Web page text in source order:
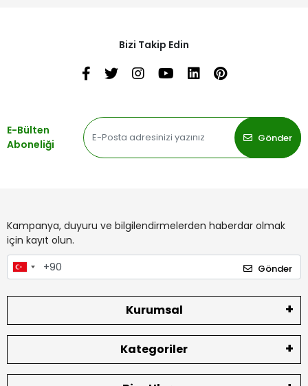
Bizi Takip Edin
E-Bülten
Aboneliği
Gönder
Kampanya, duyuru ve bilgilendirmelerden haberdar olmak
için kayıt olun.
Gönder
Kurumsal
Kategoriler